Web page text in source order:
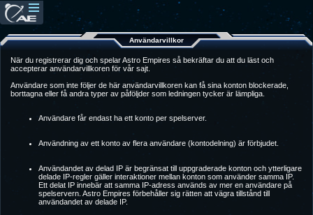
Användarvillkor
När du registrerar dig och spelar Astro Empires så bekräftar du att du läst och
accepterar användarvillkoren för vår sajt.
Användare som inte följer de här användarvillkoren kan få sina konton blockerade,
borttagna eller få andra typer av påföljder som ledningen tycker är lämpliga.
Användare får endast ha ett konto per spelserver.
Användning av ett konto av flera användare (kontodelning) är förbjudet.
Användandet av delad IP är begränsat till uppgraderade konton och ytterligare
delade IP-regler gäller interaktioner mellan konton som använder samma IP.
Ett delat IP innebär att samma IP-adress används av mer en användare på
spelservern. Astro Empires förbehåller sig rätten att vägra tillstånd till
användandet av delade IP.